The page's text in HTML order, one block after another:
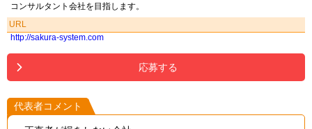
コンサルタント会社を目指します。
URL
http://sakura-system.com
応募する
代表者コメント